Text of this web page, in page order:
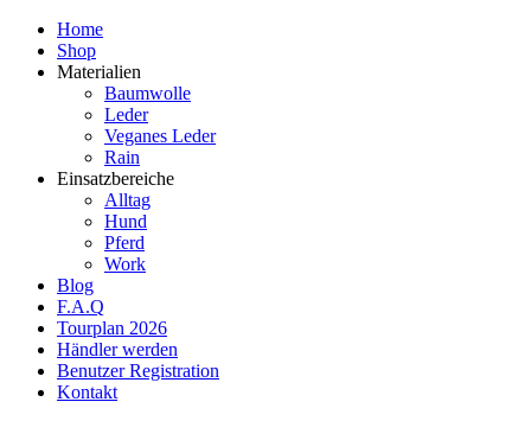
Home
Shop
Materialien
Baumwolle
Leder
Veganes Leder
Rain
Einsatzbereiche
Alltag
Hund
Pferd
Work
Blog
F.A.Q
Tourplan 2026
Händler werden
Benutzer Registration
Kontakt